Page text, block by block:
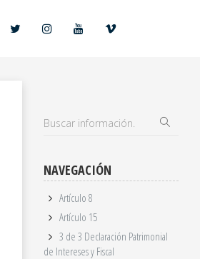
NAVEGACIÓN
Artículo 8
Artículo 15
3 de 3 Declaración Patrimonial
de Intereses y Fiscal